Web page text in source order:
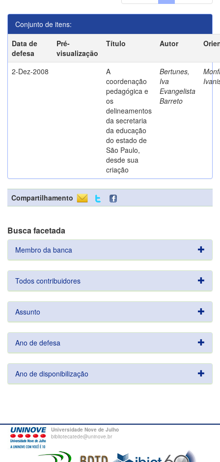
Conjunto de itens:
Data de
defesa
Pré-
visualização
Título Autor
2-Dez-2008
A
coordenação
pedagógica e
os
delineamentos
da secretaria
da educação
do estado de
São Paulo,
desde sua
criação
Bertunes,
Iva
Evangelista
Barreto
Compartilhamento
Busca facetada
Membro da banca
Todos contribuidores
Assunto
Ano de defesa
Ano de disponibilização
Universidade Nove de Julho
bibliotecatede@uninove.br